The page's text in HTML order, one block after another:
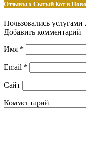
Отзывы о Сытый Кот в
Пользовались
Добавить комментарий
Имя *
Email *
Сайт
Комментарий